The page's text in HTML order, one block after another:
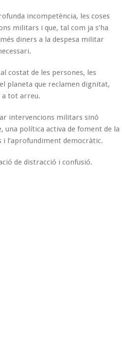
incompetència, les coses
militars i que, tal com ja s’ha
diners a la despesa militar
costat de les persones, les
planeta que reclamen dignitat,
a tot arreu.
intervencions militars sinó
política activa de foment de la
i l’aprofundiment democràtic.
de distracció i confusió.